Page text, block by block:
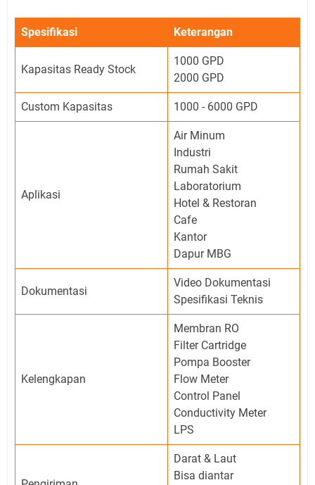
Spesifikasi Keterangan
Kapasitas Ready Stock
1000 GPD
2000 GPD
Custom Kapasitas 1000 - 6000 GPD
Aplikasi
Air Minum
Industri
Rumah Sakit
Laboratorium
Hotel & Restoran
Cafe
Kantor
Dapur MBG
Dokumentasi
Video Dokumentasi
Spesifikasi Teknis
Kelengkapan
Membran RO
Filter Cartridge
Pompa Booster
Flow Meter
Control Panel
Conductivity Meter
LPS
Darat & Laut
Bisa diantar